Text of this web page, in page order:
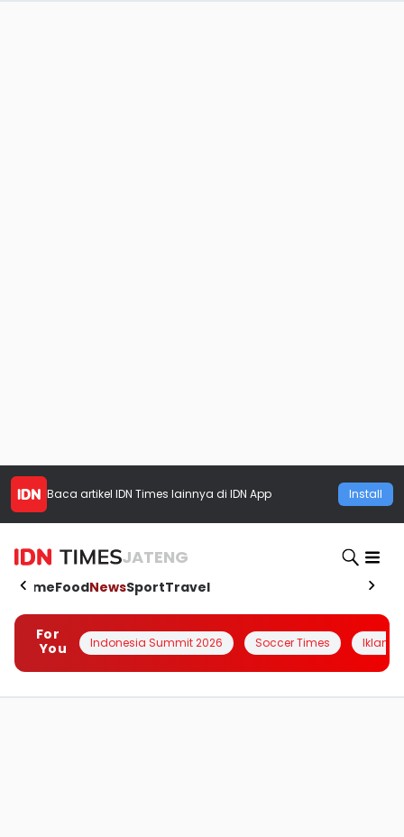
Baca artikel IDN Times lainnya di IDN App Install
JATENG
HomeFoodNewsSportTravel
For
You
Indonesia Summit 2026 Soccer Times Iklanin